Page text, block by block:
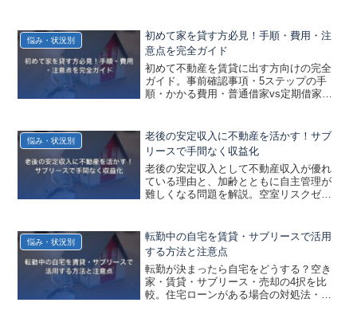
悩み・状況別
初めて家を貸す方必見！手順・費用・注
意点を完全ガイド
初めて不動産を賃貸に出す方向けの完全
ガイド。事前確認事項・5ステップの手
順・かかる費用・普通借家vs定期借家・
悩み・状況別
老後の安定収入に不動産を活かす！サブ
リースで手間なく収益化
老後の安定収入として不動産収入が優れ
ている理由と、加齢とともに自主管理が
難しくなる問題を解説。空室リスクゼ
悩み・状況別
転勤中の自宅を賃貸・サブリースで活用
する方法と注意点
転勤が決まったら自宅をどうする？空き
家・賃貸・サブリース・売却の4択を比
較。住宅ローンがある場合の対処法・戻